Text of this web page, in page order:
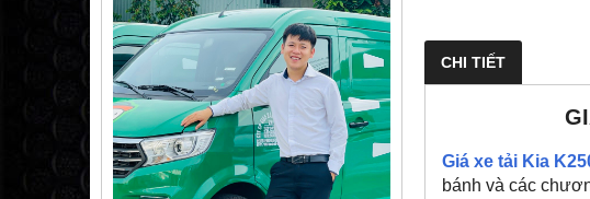
CHI TIẾT
Giá xe tải Kia
bánh và các